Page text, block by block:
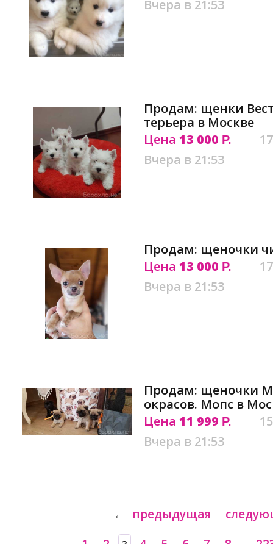
Вчера в 21:53
Продам: щенки
терьера в Москве
Цена 13 000 Р.
Вчера в 21:53
Продам: щеночки
Цена 13 000 Р.
Вчера в 21:53
Продам: щеночки
окрасов. Мопс в
Цена 11 999 Р.
Вчера в 21:53
← предыдущая